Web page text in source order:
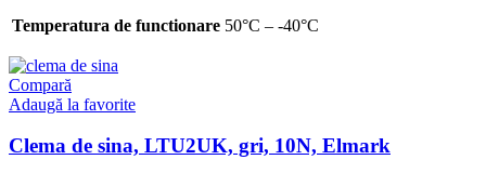
Temperatura de functionare 50°C – -40°C
Compară
Adaugă la favorite
Clema de sina, LTU2UK, gri, 10N, Elmark